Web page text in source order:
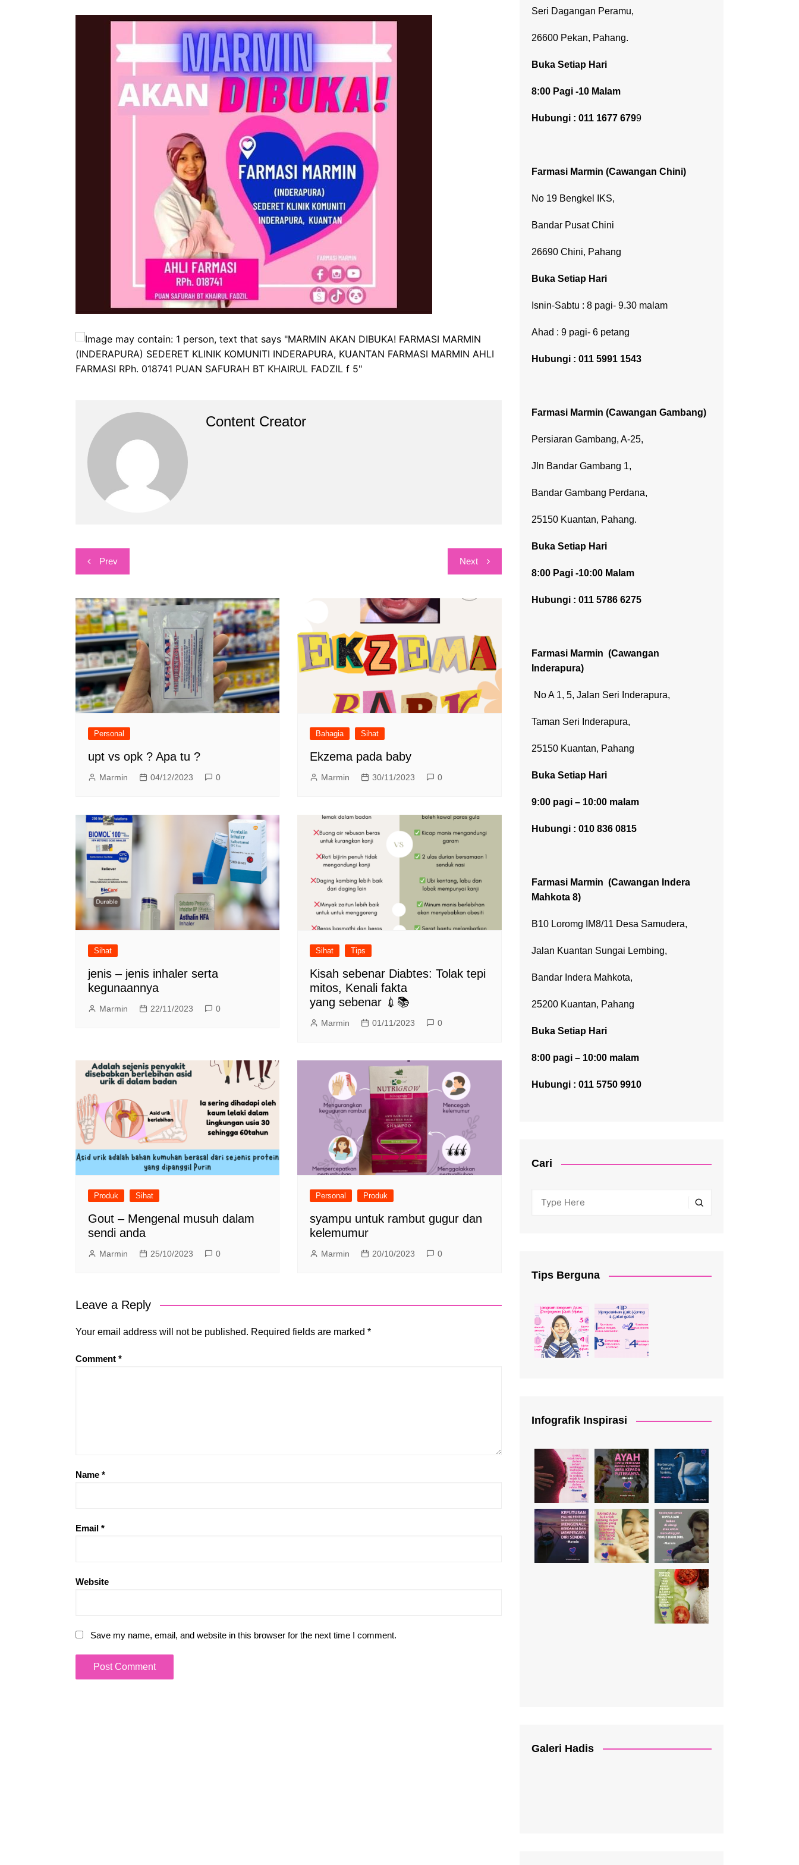
Pelembap Muka/ Moisturizer
Antihistamin dan Kanak-
kanak
Ruam Panas
Pembalut Luka
Vitamin B-Kompleks
Urinary Tract Disorder
Sunblock/Sunscreen
Diet Sihat
Penjagaan Kulit Bayi
Pam Susu
PMS: Kekurangan
Magnesium dan Kalsium
Sembelit
Kurap
Content Creator
Post
navigation
Prev Next
Personal
upt vs opk ? Apa tu ?
Marmin 04/12/2023 0
Bahagia Sihat
Ekzema pada baby
Marmin 30/11/2023 0
Sihat
jenis – jenis inhaler serta
kegunaannya
Marmin 22/11/2023 0
Sihat Tips
Kisah sebenar Diabtes: Tolak tepi
mitos, Kenali fakta
yang sebenar 💉📚
Marmin 01/11/2023 0
Produk Sihat
Gout – Mengenal musuh dalam
sendi anda
Marmin 25/10/2023 0
Personal Produk
syampu untuk rambut gugur dan
kelemumur
Marmin 20/10/2023 0
Leave a Reply
Your email address will not be published. Required fields are marked *
Comment *
Name *
Email *
Website
Save my name, email, and website in this browser for the next time I comment.
Seri Dagangan Peramu,
26600 Pekan, Pahang.
Buka Setiap Hari
8:00 Pagi -10 Malam
Hubungi : 011 1677 6799
Farmasi Marmin (Cawangan Chini)
No 19 Bengkel IKS,
Bandar Pusat Chini
26690 Chini, Pahang
Buka Setiap Hari
Isnin-Sabtu : 8 pagi- 9.30 malam
Ahad : 9 pagi- 6 petang
Hubungi : 011 5991 1543
Farmasi Marmin (Cawangan Gambang)
Persiaran Gambang, A-25,
Jln Bandar Gambang 1,
Bandar Gambang Perdana,
25150 Kuantan, Pahang.
Buka Setiap Hari
8:00 Pagi -10:00 Malam
Hubungi : 011 5786 6275
Farmasi Marmin (Cawangan
Inderapura)
No A 1, 5, Jalan Seri Inderapura,
Taman Seri Inderapura,
25150 Kuantan, Pahang
Buka Setiap Hari
9:00 pagi – 10:00 malam
Hubungi : 010 836 0815
Farmasi Marmin (Cawangan Indera
Mahkota 8)
B10 Loromg IM8/11 Desa Samudera,
Jalan Kuantan Sungai Lembing,
Bandar Indera Mahkota,
25200 Kuantan, Pahang
Buka Setiap Hari
8:00 pagi – 10:00 malam
Hubungi : 011 5750 9910
Cari
Tips Berguna
Infografik Inspirasi
Galeri Hadis